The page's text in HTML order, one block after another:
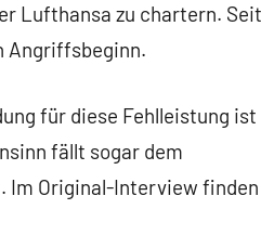
Lufthansa zu chartern. Seit
Angriffsbeginn.
für diese Fehlleistung ist
fällt sogar dem
Im Original-Interview finden